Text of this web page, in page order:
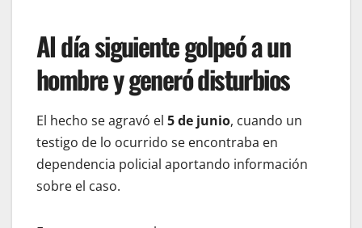
Al día siguiente golpeó a un
hombre y generó disturbios
El hecho se agravó el 5 de junio, cuando un
testigo de lo ocurrido se encontraba en
dependencia policial aportando información
sobre el caso.